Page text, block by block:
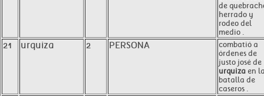
de
herrado y
rodeo del
medio .
21 urquiza 2 PERSONA
combatió a
órdenes de
justo josé de
urquiza en
batalla de
caseros .